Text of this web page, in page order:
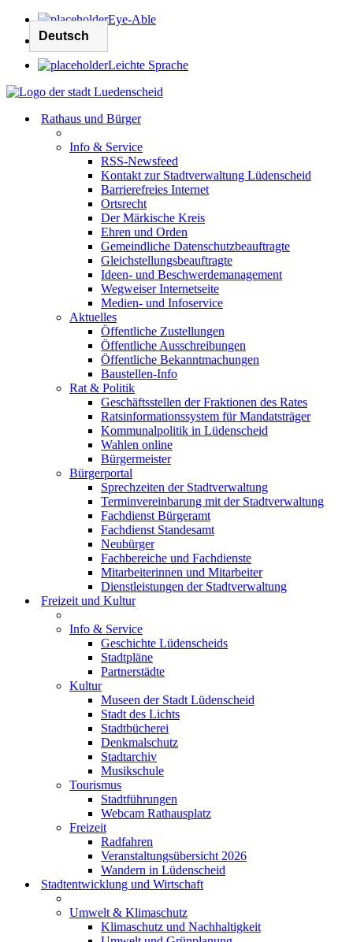
Eye-Able
Leichte Sprache
Rathaus und Bürger
Info & Service
RSS-Newsfeed
Kontakt zur Stadtverwaltung Lüdenscheid
Barrierefreies Internet
Ortsrecht
Der Märkische Kreis
Ehren und Orden
Gemeindliche Datenschutzbeauftragte
Gleichstellungsbeauftragte
Ideen- und Beschwerdemanagement
Wegweiser Internetseite
Medien- und Infoservice
Aktuelles
Öffentliche Zustellungen
Öffentliche Ausschreibungen
Öffentliche Bekanntmachungen
Baustellen-Info
Rat & Politik
Geschäftsstellen der Fraktionen des Rates
Ratsinformationssystem für Mandatsträger
Kommunalpolitik in Lüdenscheid
Wahlen online
Bürgermeister
Bürgerportal
Sprechzeiten der Stadtverwaltung
Terminvereinbarung mit der Stadtverwaltung
Fachdienst Bürgeramt
Fachdienst Standesamt
Neubürger
Fachbereiche und Fachdienste
Mitarbeiterinnen und Mitarbeiter
Dienstleistungen der Stadtverwaltung
Freizeit und Kultur
Info & Service
Geschichte Lüdenscheids
Stadtpläne
Partnerstädte
Kultur
Museen der Stadt Lüdenscheid
Stadt des Lichts
Stadtbücherei
Denkmalschutz
Stadtarchiv
Musikschule
Tourismus
Stadtführungen
Webcam Rathausplatz
Freizeit
Radfahren
Veranstaltungsübersicht 2026
Wandern in Lüdenscheid
Stadtentwicklung und Wirtschaft
Umwelt & Klimaschutz
Klimaschutz und Nachhaltigkeit